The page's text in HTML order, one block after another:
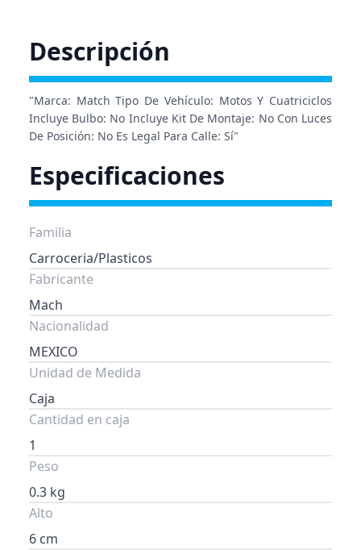
Descripción
"Marca: Match Tipo De Vehículo: Motos Y Cuatriciclos
Incluye Bulbo: No Incluye Kit De Montaje: No Con Luces
De Posición: No Es Legal Para Calle: Sí"
Especificaciones
Familia
Carroceria/Plasticos
Fabricante
Mach
Nacionalidad
MEXICO
Unidad de Medida
Caja
Cantidad en caja
1
Peso
0.3 kg
Alto
6 cm